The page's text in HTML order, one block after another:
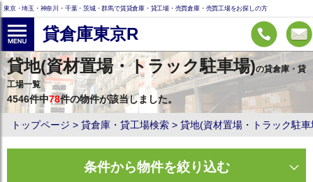
東京・埼玉・神奈川・千葉・茨城・群馬で賃貸倉庫・貸工場・売買倉庫・売買工場をお探しの方
貸倉庫東京R
貸地(資材置場・トラック駐車場)の貸倉庫・貸
工場一覧
4546件中78件の物件が該当しました。
トップページ 貸倉庫・貸工場検索 貸地(資材置場・トラック駐
条件から物件を絞り込む